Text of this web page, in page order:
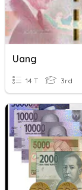
Uang
14 T 3rd